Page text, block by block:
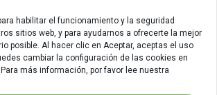
habilitar el funcionamiento y la seguridad
sitios web, y para ayudarnos a ofrecerte la mejor
posible. Al hacer clic en Aceptar, aceptas el uso
cambiar la configuración de las cookies en
más información, por favor lee nuestra